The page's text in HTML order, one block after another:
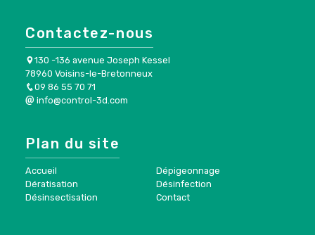
Contactez-nous
130 -136 avenue Joseph Kessel
78960 Voisins-le-Bretonneux
09 86 55 70 71
info@control-3d.com
Plan du site
Accueil
Dératisation
Désinsectisation
Dépigeonnage
Désinfection
Contact